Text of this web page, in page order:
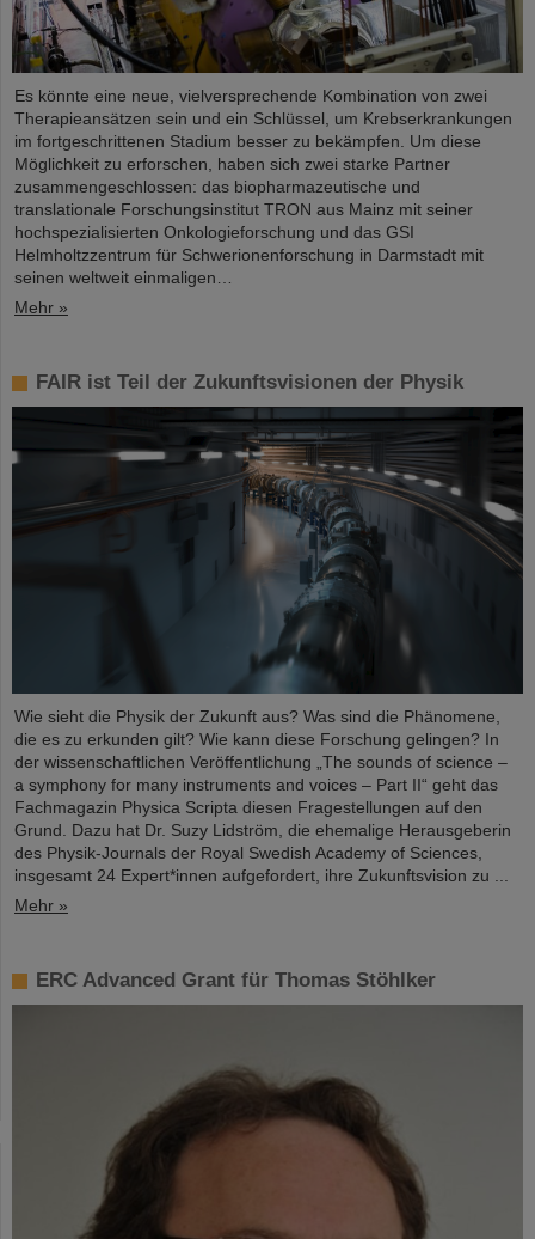
Es könnte eine neue, vielversprechende Kombination von zwei
Therapieansätzen sein und ein Schlüssel, um Krebserkrankungen
im fortgeschrittenen Stadium besser zu bekämpfen. Um diese
Möglichkeit zu erforschen, haben sich zwei starke Partner
zusammengeschlossen: das biopharmazeutische und
translationale Forschungsinstitut TRON aus Mainz mit seiner
hochspezialisierten Onkologieforschung und das GSI
Helmholtzzentrum für Schwerionenforschung in Darmstadt mit
seinen weltweit einmaligen…
Mehr »
FAIR ist Teil der Zukunftsvisionen der Physik
Wie sieht die Physik der Zukunft aus? Was sind die Phänomene,
die es zu erkunden gilt? Wie kann diese Forschung gelingen? In
der wissenschaftlichen Veröffentlichung „The sounds of science –
a symphony for many instruments and voices – Part II“ geht das
Fachmagazin Physica Scripta diesen Fragestellungen auf den
Grund. Dazu hat Dr. Suzy Lidström, die ehemalige Herausgeberin
des Physik-Journals der Royal Swedish Academy of Sciences,
insgesamt 24 Expert*innen aufgefordert, ihre Zukunftsvision zu ...
Mehr »
ERC Advanced Grant für Thomas Stöhlker